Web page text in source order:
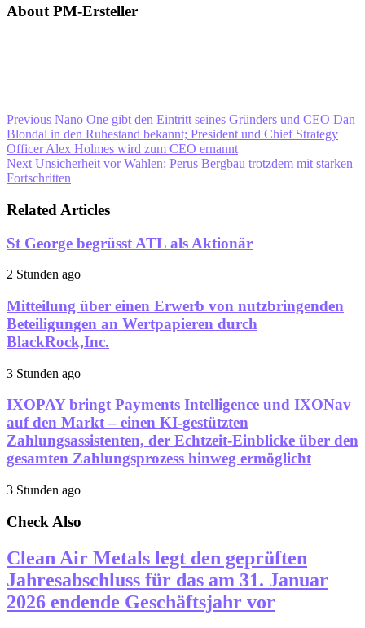
About PM-Ersteller
Previous Nano One gibt den Eintritt seines Gründers und CEO Dan
Blondal in den Ruhestand bekannt; President und Chief Strategy
Officer Alex Holmes wird zum CEO ernannt
Next Unsicherheit vor Wahlen: Perus Bergbau trotzdem mit starken
Fortschritten
Related Articles
St George begrüsst ATL als Aktionär
2 Stunden ago
Mitteilung über einen Erwerb von nutzbringenden
Beteiligungen an Wertpapieren durch
BlackRock,Inc.
3 Stunden ago
IXOPAY bringt Payments Intelligence und IXONav
auf den Markt – einen KI-gestützten
Zahlungsassistenten, der Echtzeit-Einblicke über den
gesamten Zahlungsprozess hinweg ermöglicht
3 Stunden ago
Check Also
Clean Air Metals legt den geprüften
Jahresabschluss für das am 31. Januar
2026 endende Geschäftsjahr vor